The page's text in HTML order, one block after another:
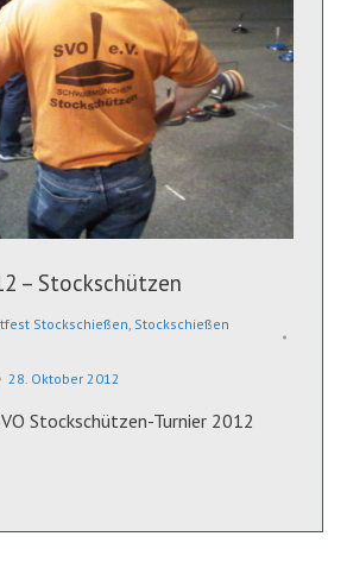
– Stockschützen
Stockschießen, Stockschießen
28. Oktober 2012
Stockschützen-Turnier 2012